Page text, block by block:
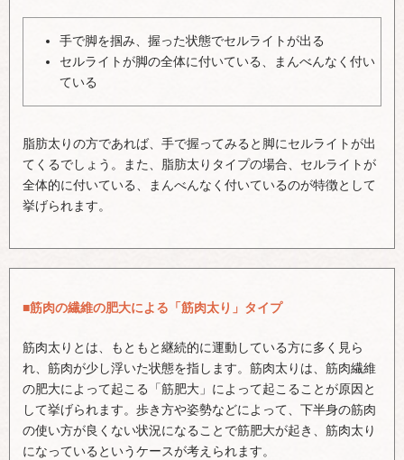
手で脚を掴み、握った状態でセルライトが出る
セルライトが脚の全体に付いている、まんべんなく付い
ている
脂肪太りの方であれば、手で握ってみると脚にセルライトが出
てくるでしょう。また、脂肪太りタイプの場合、セルライトが
全体的に付いている、まんべんなく付いているのが特徴として
挙げられます。
■筋肉の繊維の肥大による「筋肉太り」タイプ
筋肉太りとは、もともと継続的に運動している方に多く見ら
れ、筋肉が少し浮いた状態を指します。筋肉太りは、筋肉繊維
の肥大によって起こる「筋肥大」によって起こることが原因と
して挙げられます。歩き方や姿勢などによって、下半身の筋肉
の使い方が良くない状況になることで筋肥大が起き、筋肉太り
になっているというケースが考えられます。